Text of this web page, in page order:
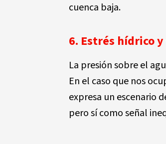
cuenca baja.
6. Estrés hídrico
La presión sobre el
En el caso que nos
expresa un escenario
pero sí como señal